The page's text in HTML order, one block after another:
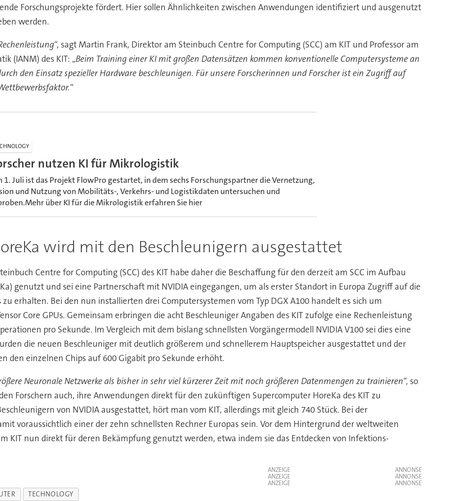
Forschungsprojekte fördert. Hier sollen Ähnlichkeiten zwischen Anwendungen identifiziert und ausgenutzt
werden.
“, sagt Martin Frank, Direktor am Steinbuch Centre for Computing (SCC) am KIT und Professor am
(IANM) des KIT: „Beim Training einer KI mit großen Datensätzen kommen konventionelle Computersysteme an
den Einsatz spezieller Hardware beschleunigen. Für unsere Forscherinnen und Forscher ist ein Zugriff auf
“
nutzen KI für Mikrologistik
1. Juli ist das Projekt FlowPro gestartet, in dem sechs Forschungspartner die Vernetzung,
und Nutzung von Mobilitäts-, Verkehrs- und Logistikdaten untersuchen und
über KI für die Mikrologistik erfahren Sie hier
wird mit den Beschleunigern ausgestattet
Centre for Computing (SCC) des KIT habe daher die Beschaffung für den derzeit am SCC im Aufbau
genutzt und sei eine Partnerschaft mit NVIDIA eingegangen, um als erster Standort in Europa Zugriff auf die
erhalten. Bei den nun installierten drei Computersystemen vom Typ DGX A100 handelt es sich um
Core GPUs. Gemeinsam erbringen die acht Beschleuniger Angaben des KIT zufolge eine Rechenleistung
pro Sekunde. Im Vergleich mit dem bislang schnellsten Vorgängermodell NVIDIA V100 sei dies eine
die neuen Beschleuniger mit deutlich größerem und schnellerem Hauptspeicher ausgestattet und der
den einzelnen Chips auf 600 Gigabit pro Sekunde erhöht.
Neuronale Netzwerke als bisher in sehr viel kürzerer Zeit mit noch größeren Datenmengen zu trainieren“, so
Forschern auch, ihre Anwendungen direkt für den zukünftigen Supercomputer HoreKa des KIT zu
von NVIDIA ausgestattet, hört man vom KIT, allerdings mit gleich 740 Stück. Bei der
voraussichtlich einer der zehn schnellsten Rechner Europas sein. Vor dem Hintergrund der weltweiten
KIT nun direkt für deren Bekämpfung genutzt werden, etwa indem sie das Entdecken von Infektions-
ANZEIGE
ANZEIGE
ANZEIGE
TECHNOLOGY